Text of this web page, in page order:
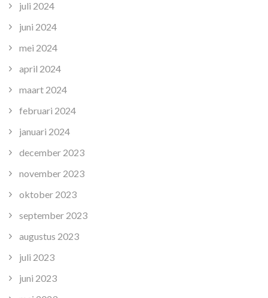
juli 2024
juni 2024
mei 2024
april 2024
maart 2024
februari 2024
januari 2024
december 2023
november 2023
oktober 2023
september 2023
augustus 2023
juli 2023
juni 2023